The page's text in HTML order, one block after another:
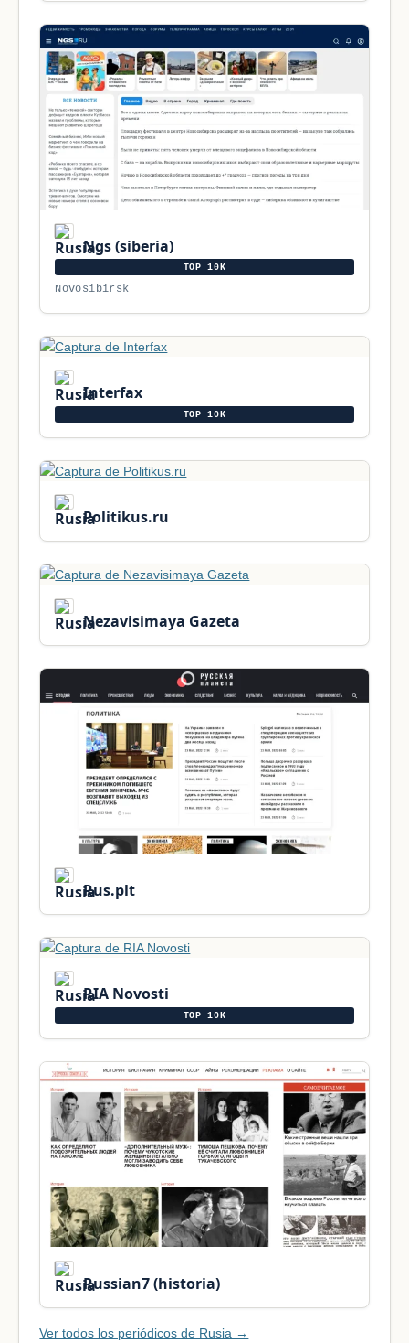
Ngs (siberia)
TOP 10K
Novosibirsk
Interfax
TOP 10K
Politikus.ru
Nezavisimaya Gazeta
Rus.plt
RIA Novosti
TOP 10K
Russian7 (historia)
Ver todos los periódicos de Rusia →